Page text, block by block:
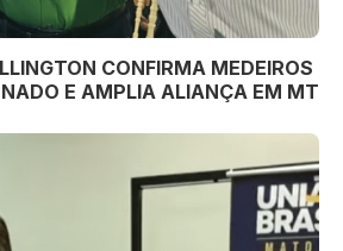
CONFIRMA MEDEIROS
E AMPLIA ALIANÇA EM MT